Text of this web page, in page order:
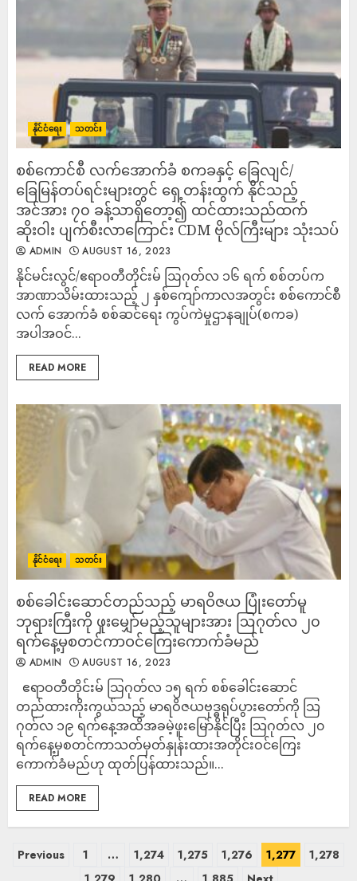
နိုင်ငံရေး သတင်း
စစ်ကောင်စီ လက်အောက်ခံ စကခနှင့် ခြေလျင်/
ခြေမြန်တပ်ရင်းများတွင် ရှေ့တန်းထွက် နိုင်သည့်
အင်အား ၇၀ ခန့်သာရှိတော့၍ ထင်ထားသည်ထက်
ဆိုးဝါး ပျက်စီးလာကြောင်း CDM ဗိုလ်ကြီးများ သုံးသပ်
ADMIN AUGUST 16, 2023
နိုင်မင်းလွင်/ဧရာဝတီတိုင်းမ် ဩဂုတ်လ ၁၆ ရက် စစ်တပ်က
အာဏာသိမ်းထားသည့် ၂ နှစ်ကျော်ကာလအတွင်း စစ်ကောင်စီ
လက် အောက်ခံ စစ်ဆင်ရေး ကွပ်ကဲမှုဌာနချုပ်(စကခ)
အပါအဝင်...
READ MORE
နိုင်ငံရေး သတင်း
စစ်ခေါင်းဆောင်တည်သည့် မာရဝိဇယ ပြုံးတော်မူ
ဘုရားကြီးကို ဖူးမျှော်မည့်သူများအား ဩဂုတ်လ ၂၀
ရက်နေ့မှစတင်ကာဝင်ကြေးကောက်ခံမည်
ADMIN AUGUST 16, 2023
ဧရာဝတီတိုင်းမ် သြဂုတ်လ ၁၅ ရက် စစ်ခေါင်းဆောင်
တည်ထားကိုးကွယ်သည့် မာရဝိဇယဗုဒ္ဓရုပ်ပွားတော်ကို သြ
ဂုတ်လ ၁၉ ရက်နေ့အထိအခမဲ့ဖူးမြော်နိုင်ပြီး သြဂုတ်လ ၂၀
ရက်နေ့မှစတင်ကာသတ်မှတ်နှုန်းထားအတိုင်းဝင်ကြေး
ကောက်ခံမည်ဟု ထုတ်ပြန်ထားသည်။...
READ MORE
Previous 1 … 1,274 1,275 1,276 1,277
1,278